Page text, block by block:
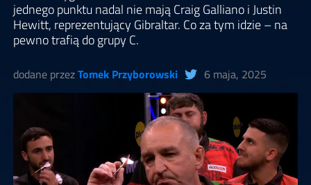
jednego punktu nadal nie mają Craig Galliano i Justin
Hewitt, reprezentujący Gibraltar. Co za tym idzie – na
pewno trafią do grupy C.
dodane przezTomek Przyborowski 6 maja, 2025